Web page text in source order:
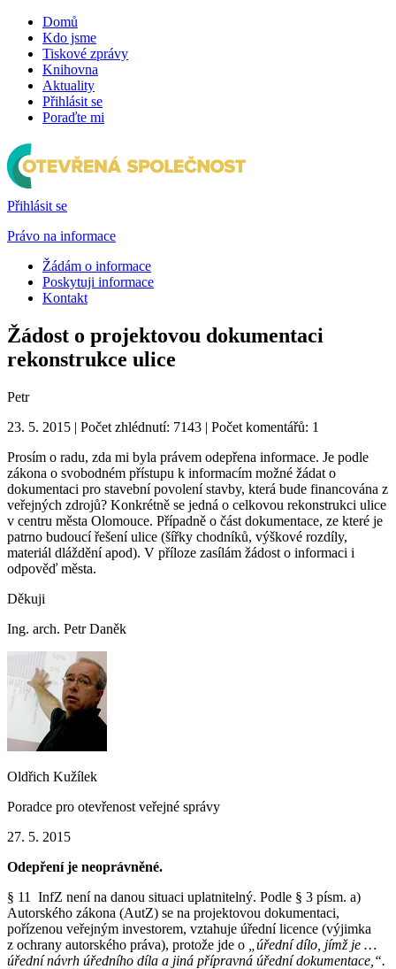
Domů
Kdo jsme
Tiskové zprávy
Knihovna
Aktuality
Přihlásit se
Poraďte mi
Přihlásit se
Právo na informace
Žádám o informace
Poskytuji informace
Kontakt
Žádost o projektovou dokumentaci
rekonstrukce ulice
Petr
23. 5. 2015 | Počet zhlédnutí: 7143 | Počet komentářů: 1
Prosím o radu, zda mi byla právem odepřena informace. Je podle
zákona o svobodném přístupu k informacím možné žádat o
dokumentaci pro stavební povolení stavby, která bude financována z
veřejných zdrojů? Konkrétně se jedná o celkovou rekonstrukci ulice
v centru města Olomouce. Případně o část dokumentace, ze které je
patrno budoucí řešení ulice (šířky chodníků, výškové rozdíly,
materiál dláždění apod). V příloze zasílám žádost o informaci i
odpověď města.
Děkuji
Ing. arch. Petr Daněk
Oldřich Kužílek
Poradce pro otevřenost veřejné správy
27. 5. 2015
Odepření je neoprávněné.
§ 11 InfZ není na danou situaci uplatnitelný. Podle § 3 písm. a)
Autorského zákona (AutZ) se na projektovou dokumentaci,
pořízenou veřejným investorem, vztahuje úřední licence (výjimka
z ochrany autorského práva), protože jde o „úřední dílo, jímž je …
úřední návrh úředního díla a jiná přípravná úřední dokumentace,“.